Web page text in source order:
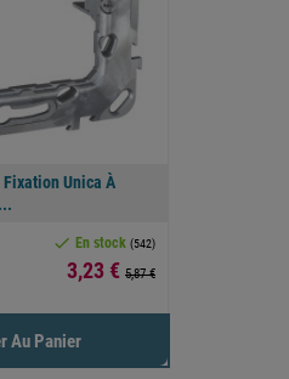
Unica À
 En stock (542)
Prix
3,23 € 5,87 €
Au Panier